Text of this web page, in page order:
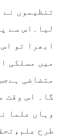
تنظیموں نے
لیا۔اس سے
ابھرا تو
میں مسلکی
متضاضی
گا۔ اس وقت
وہاں علما
طرح